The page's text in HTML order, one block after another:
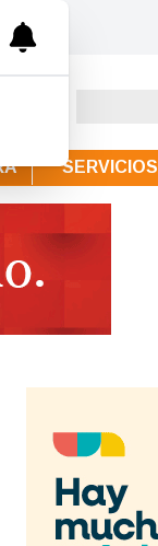
SERVICIOS